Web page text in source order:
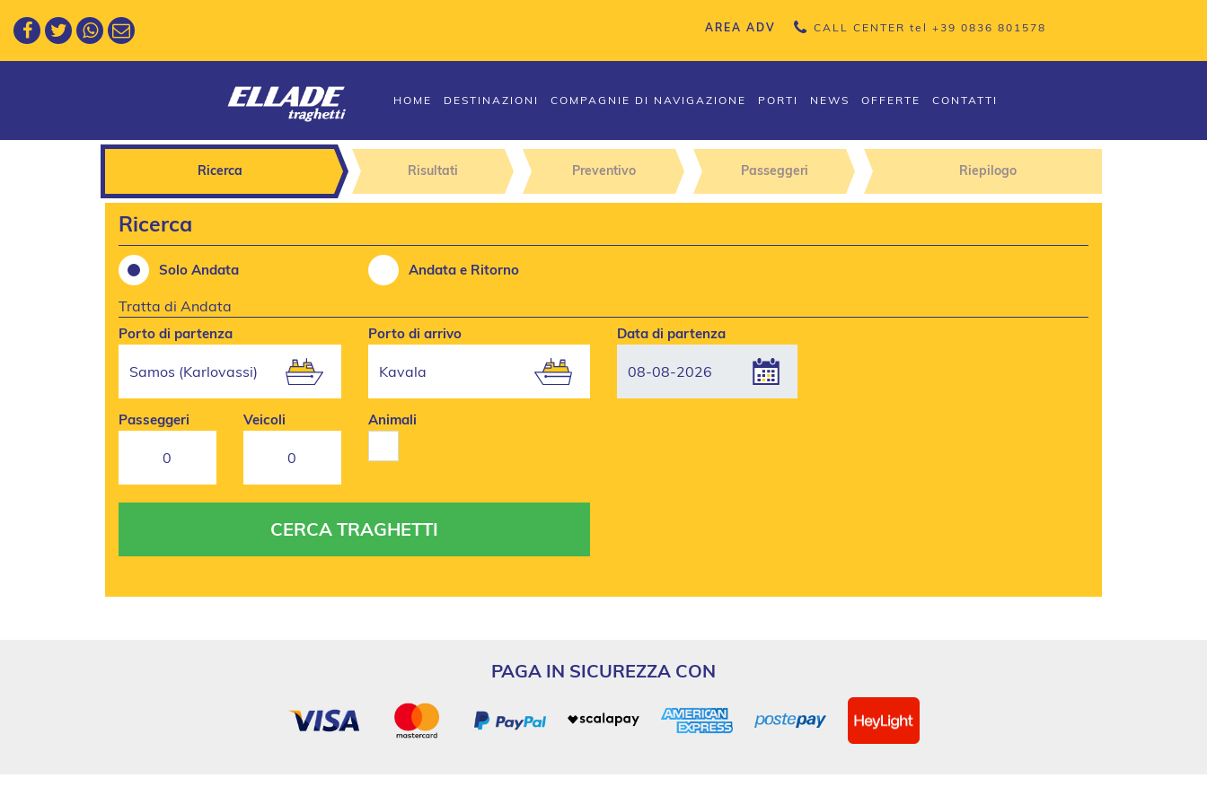
AREA ADV CALL CENTER tel +39 0836 801578
HOME DESTINAZIONI COMPAGNIE DI NAVIGAZIONE PORTI NEWS OFFERTE CONTATTI
Ricerca Risultati Preventivo Passeggeri Riepilogo
Ricerca
Solo Andata Andata e Ritorno
Tratta di Andata
Porto di partenza Porto di arrivo Data di partenza
Passeggeri
0
Veicoli
0
Animali
PAGA IN SICUREZZA CON